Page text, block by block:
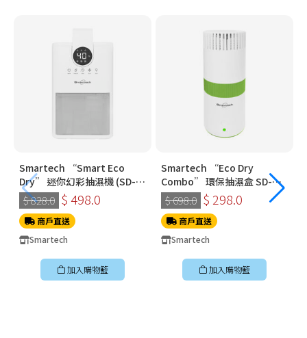
Smartech “Smart Eco
Dry” 迷你幻彩抽濕機 (SD-
1910)
$ 828.0 $ 498.0
商戶直送
Smartech
加入購物籃
Smartech “Eco Dry
Combo” 環保抽濕盒 SD-
3321
$ 698.0 $ 298.0
商戶直送
Smartech
加入購物籃